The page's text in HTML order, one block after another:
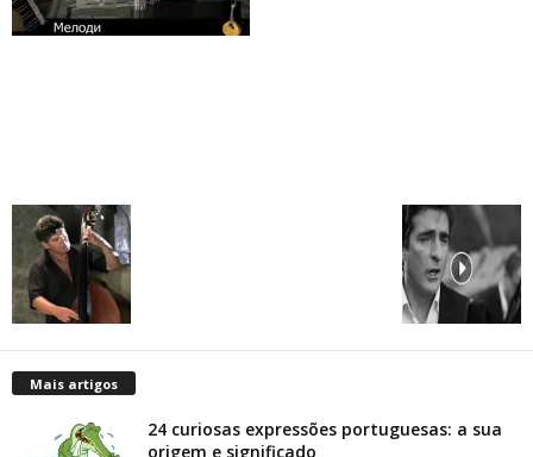
Mais artigos
24 curiosas expressões portuguesas: a sua
origem e significado